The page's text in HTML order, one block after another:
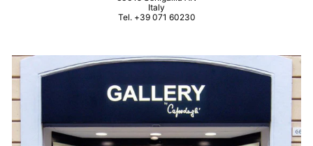
Italy
Tel. +39 071 60230